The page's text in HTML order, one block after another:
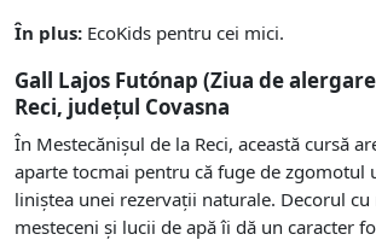
În plus:EcoKids pentru cei mici.
Gall Lajos Futónap (Ziua de
Reci, județul Covasna
În Mestecănișul de la Reci, această cursă
aparte tocmai pentru că fuge de zgomotul
liniștea unei rezervații naturale. Decorul cu
mesteceni și lucii de apă îi dă un caracter